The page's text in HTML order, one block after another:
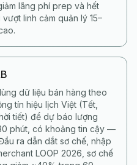
lãng phí prep và hết
linh cảm quản lý 15–
dữ liệu bán hàng theo
tín hiệu lịch Việt (Tết,
tiết) để dự báo lượng
phút, có khoảng tin cậy —
ra dẫn dắt sơ chế, nhập
LOOP 2026, sơ chế